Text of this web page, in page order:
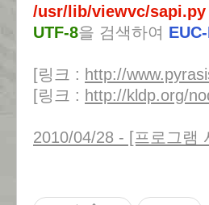
/usr/lib/viewvc/sapi.py
UTF-8을 검색하여
[링크 : http://
[링크 : http://kldp.org/
2010/04/28 - [프로그램